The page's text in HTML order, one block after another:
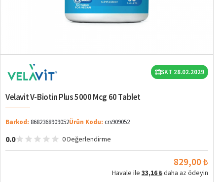
SKT 28.02.2029
Velavit V-Biotin Plus 5000 Mcg 60 Tablet
Barkod: 8682368909052Ürün Kodu: crs909052
0.0 0 Değerlendirme
829,00 ₺
Havale ile 33,16 ₺daha az ödeyin